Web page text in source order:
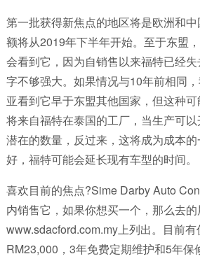
第一批获得新焦点的地区将是欧洲和
额将从2019年下半年开始。至于东盟
会看到它，因为自销售以来福特已经
字不够强大。如果情况与10年前相同
亚看到它早于东盟其他国家，但这种
将来自福特在泰国的工厂，当生产可
潜在的数量，反过来，这将成为成本
好，福特可能会延长现有车型的时间。
喜欢目前的焦点?Sime Darby Auto
内销售它，如果你想买一个，那么去
www.sdacford.com.my上列出。目前
RM23,000，3年免费定期维护和5年保